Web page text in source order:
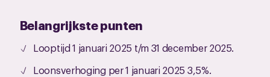
Belangrijkste punten
Looptijd 1 januari 2025 t/m 31 december 2025.
Loonsverhoging per 1 januari 2025 3,5%.